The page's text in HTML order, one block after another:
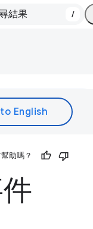
/
助嗎？